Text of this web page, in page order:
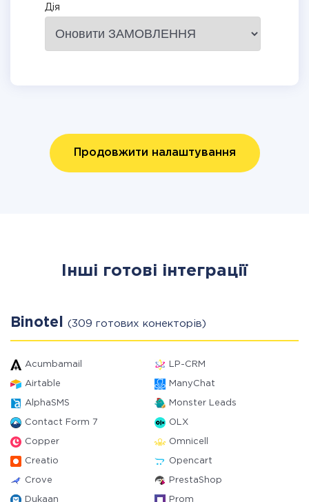
Дія
Продовжити налаштування
Інші готові інтеграції
Binotel (309 готових конекторів)
Acumbamail LP-CRM
Airtable ManyChat
AlphaSMS Monster Leads
Contact Form 7 OLX
Copper Omnicell
Creatio Opencart
Crove PrestaShop
Dukaan Prom